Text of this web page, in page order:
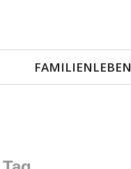
FAMILIENLEBEN